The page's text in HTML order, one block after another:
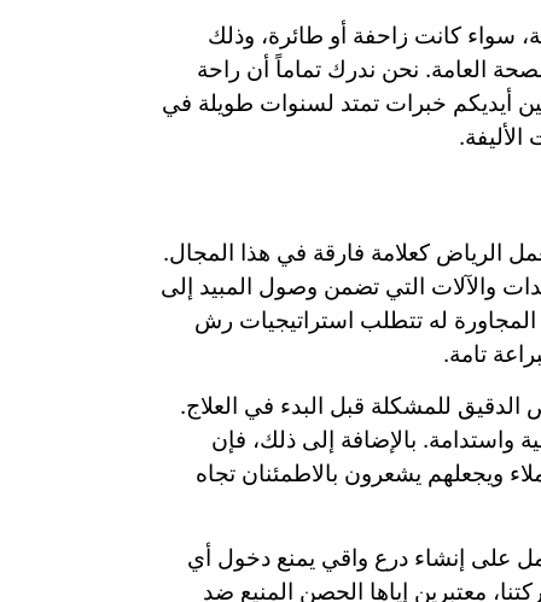
سواء كانت زاحفة أو طائرة، وذلك
العامة. نحن ندرك تماماً أن راحة
أيديكم خبرات تمتد لسنوات طويلة في
الرياض كعلامة فارقة في هذا المجال.
والآلات التي تضمن وصول المبيد إلى
له تتطلب استراتيجيات رش
تامة.
للمشكلة قبل البدء في العلاج.
واستدامة. بالإضافة إلى ذلك، فإن
ويجعلهم يشعرون بالاطمئنان تجاه
على إنشاء درع واقي يمنع دخول أي
معتبرين إياها الحصن المنيع ضد